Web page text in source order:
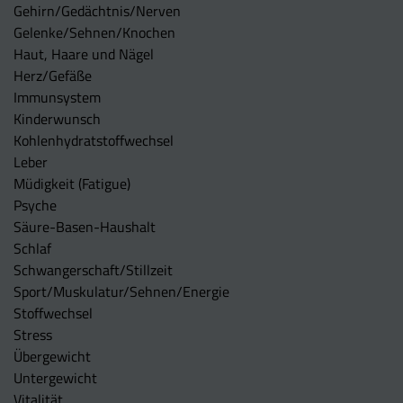
Gehirn/Gedächtnis/Nerven
Gelenke/Sehnen/Knochen
Haut, Haare und Nägel
Herz/Gefäße
Immunsystem
Kinderwunsch
Kohlenhydratstoffwechsel
Leber
Müdigkeit (Fatigue)
Psyche
Säure-Basen-Haushalt
Schlaf
Schwangerschaft/Stillzeit
Sport/Muskulatur/Sehnen/Energie
Stoffwechsel
Stress
Übergewicht
Untergewicht